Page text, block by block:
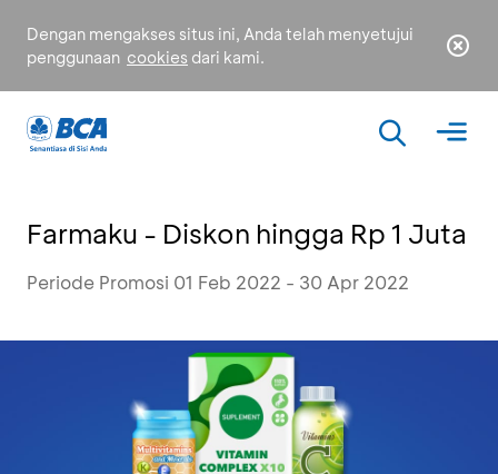
Dengan mengakses situs ini, Anda telah menyetujui
penggunaan cookies dari kami.
Farmaku - Diskon hingga Rp 1 Juta
Periode Promosi 01 Feb 2022 - 30 Apr 2022